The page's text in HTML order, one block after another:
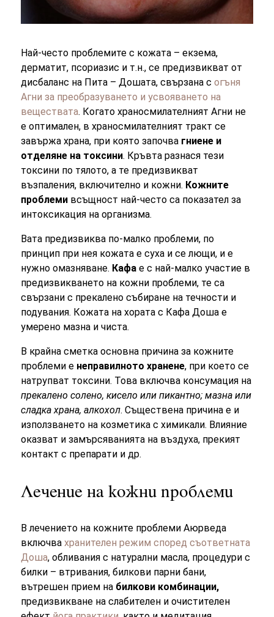
Най-често проблемите с кожата – екзема,
дерматит, псориазис и т.н., се предизвикват от
дисбаланс на Пита – Дошата, свързана согъня
Агни за преобразуването и усвояването на
веществата. Когато храносмилателният Агни не
е оптимален, в храносмилателният тракт се
завържа храна, при която започва гниене и
отделяне на токсини. Кръвта разнася тези
токсини по тялото, а те предизвикват
възпаления, включително и кожни. Кожните
проблеми всъщност най-често са показател за
интоксикация на организма.
Вата предизвиква по-малко проблеми, по
принцип при нея кожата е суха и се лющи, и е
нужно омазняване. Кафа е с най-малко участие в
предизвикването на кожни проблеми, те са
свързани с прекалено събиране на течности и
подувания. Кожата на хората с Кафа Доша е
умерено мазна и чиста.
В крайна сметка основна причина за кожните
проблеми е неправилното хранене, при което се
натрупват токсини. Това включва консумация на
прекалено солено, кисело или пикантно; мазна или
сладка храна, алкохол. Съществена причина е и
използването на козметика с химикали. Влияние
оказват и замърсяванията на въздуха, прекият
контакт с препарати и др.
Лечение на кожни проблеми
В лечението на кожните проблеми Аюрведа
включвахранителен режим според съответната
Доша, обливания с натурални масла, процедури с
билки – втривания, билкови парни бани,
вътрешен прием на билкови комбинации,
предизвикване на слабителен и очистителен